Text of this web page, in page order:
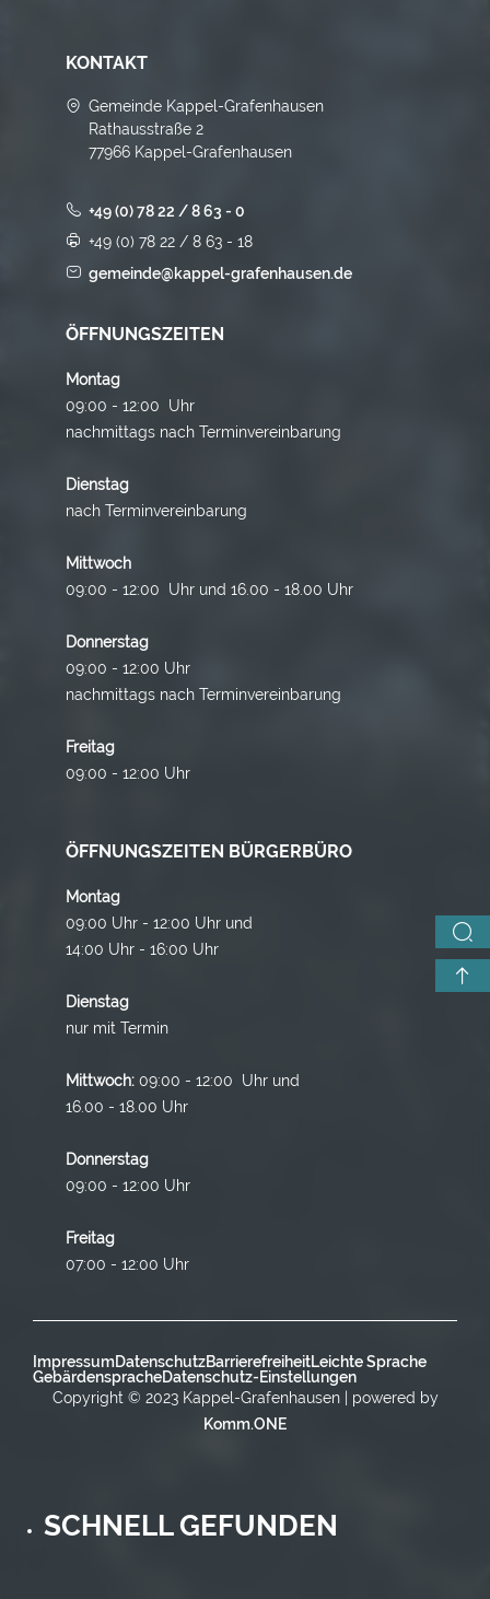
KONTAKT
Gemeinde Kappel-Grafenhausen
Rathausstraße 2
77966 Kappel-Grafenhausen
+49 (0) 78 22 / 8 63 - 0
+49 (0) 78 22 / 8 63 - 18
gemeinde@kappel-grafenhausen.de
ÖFFNUNGSZEITEN
Montag
09:00 - 12:00 Uhr
nachmittags nach Terminvereinbarung
Dienstag
nach Terminvereinbarung
Mittwoch
09:00 - 12:00 Uhr und 16.00 - 18.00 Uhr
Donnerstag
09:00 - 12:00 Uhr
nachmittags nach Terminvereinbarung
Freitag
09:00 - 12:00 Uhr
ÖFFNUNGSZEITEN BÜRGERBÜRO
Montag
09:00 Uhr - 12:00 Uhr und
14:00 Uhr - 16:00 Uhr
Dienstag
nur mit Termin
Mittwoch: 09:00 - 12:00 Uhr und
16.00 - 18.00 Uhr
Donnerstag
09:00 - 12:00 Uhr
Freitag
07:00 - 12:00 Uhr
ImpressumDatenschutzBarrierefreiheitLeichte Sprache
GebärdenspracheDatenschutz-Einstellungen
Copyright © 2023 Kappel-Grafenhausen | powered by
Komm.ONE
SCHNELL GEFUNDEN